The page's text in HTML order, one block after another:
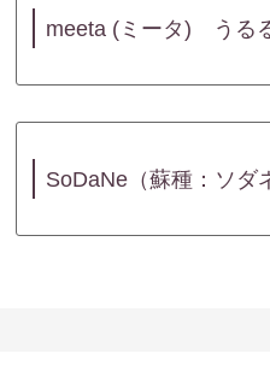
meeta (ミータ) うる
SoDaNe（蘇種：ソダ